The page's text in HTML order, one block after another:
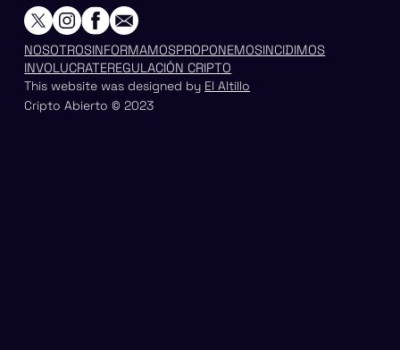
NOSOTROSINFORMAMOSPROPONEMOSINCIDIMOS
INVOLUCRATEREGULACIÓN CRIPTO
This website was designed by El Altillo
Cripto Abierto © 2023